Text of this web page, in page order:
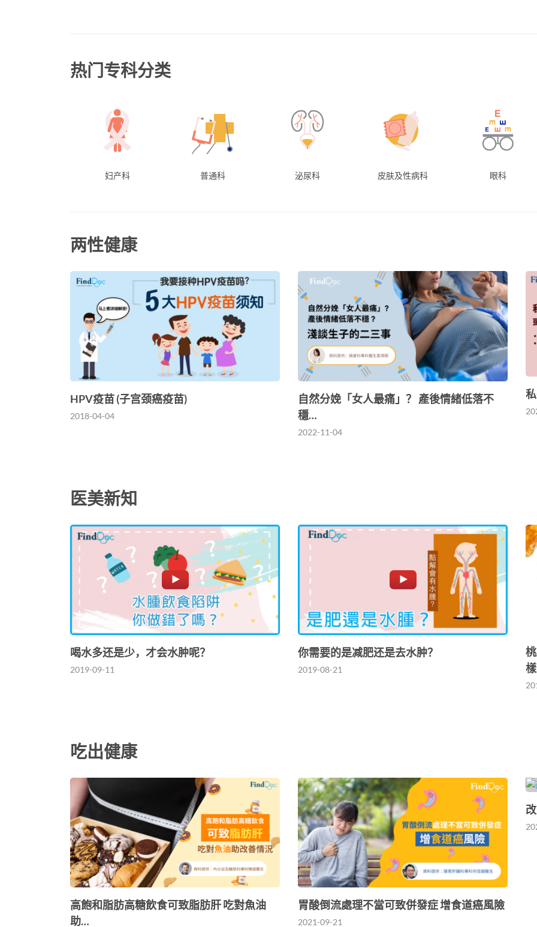
热门专科分类
妇产科 普通科 泌尿科 皮肤及性病科 眼科
两性健康
HPV疫苗 (子宫颈癌疫苗)
2018-04-04
自然分娩「女人最痛」？ 產後情緒低落不
穩…
2022-11-04
医美新知
喝水多还是少，才会水肿呢？
2019-09-11
你需要的是减肥还是去水肿？
2019-08-21
吃出健康
高飽和脂肪高糖飲食可致脂肪肝 吃對魚油
助…
胃酸倒流處理不當可致併發症 增食道癌風險
2021-09-21